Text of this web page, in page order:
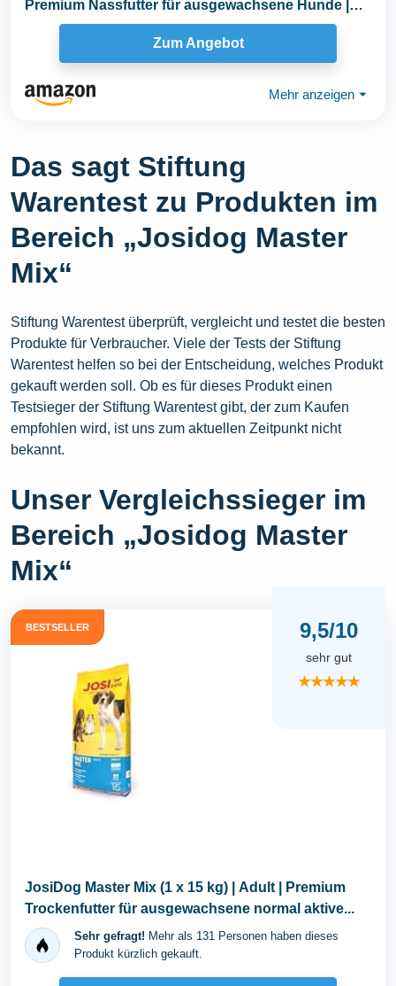
Premium Nassfutter für ausgewachsene Hunde |
mit Rind...
Zum Angebot
Mehr anzeigen ⏷
Das sagt Stiftung
Warentest zu Produkten im
Bereich „Josidog Master
Mix“
Stiftung Warentest überprüft, vergleicht und testet die besten
Produkte für Verbraucher. Viele der Tests der Stiftung
Warentest helfen so bei der Entscheidung, welches Produkt
gekauft werden soll. Ob es für dieses Produkt einen
Testsieger der Stiftung Warentest gibt, der zum Kaufen
empfohlen wird, ist uns zum aktuellen Zeitpunkt nicht
bekannt.
Unser Vergleichssieger im
Bereich „Josidog Master
Mix“
BESTSELLER 9,5/10
sehr gut
★★★★★
JosiDog Master Mix (1 x 15 kg) | Adult | Premium
Trockenfutter für ausgewachsene normal aktive...
Sehr gefragt! Mehr als 131 Personen haben dieses
Produkt kürzlich gekauft.